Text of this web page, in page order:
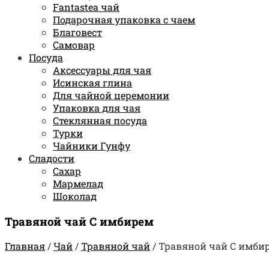
Fantastea чай
Подарочная упаковка с чаем
Благовест
Самовар
Посуда
Аксессуары для чая
Исинская глина
Для чайной церемонии
Упаковка для чая
Стеклянная посуда
Турки
Чайники Гунфу
Сладости
Сахар
Мармелад
Шоколад
Травяной чай С имбирем
Главная/Чай/Травяной чай/Травяной чай С